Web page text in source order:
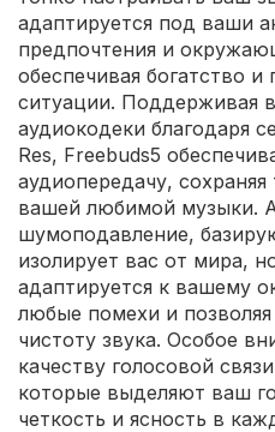
адаптируется под ваши
предпочтения и
обеспечивая богатство и
ситуации. Поддерживая
аудиокодеки благодаря
Res, Freebuds5
аудиопередачу,
вашей любимой музыки.
шумоподавление,
изолирует вас от мира,
адаптируется к вашему
любые помехи и позволяя
чистоту звука. Особое
качеству голосовой
которые выделяют ваш
четкость и ясность в